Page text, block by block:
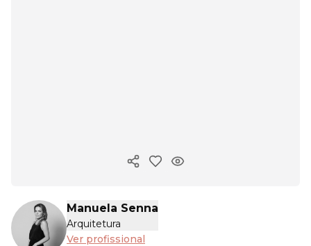
Copiar link
Manuela Senna
Arquitetura
Ver profissional